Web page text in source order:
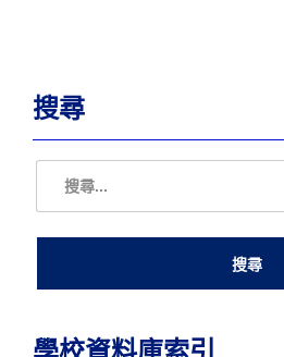
搜尋
學校資料庫索引